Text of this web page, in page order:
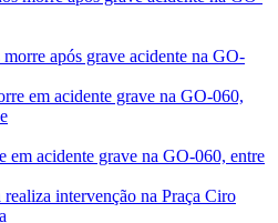
após grave acidente na GO-
em acidente grave na GO-060, entre